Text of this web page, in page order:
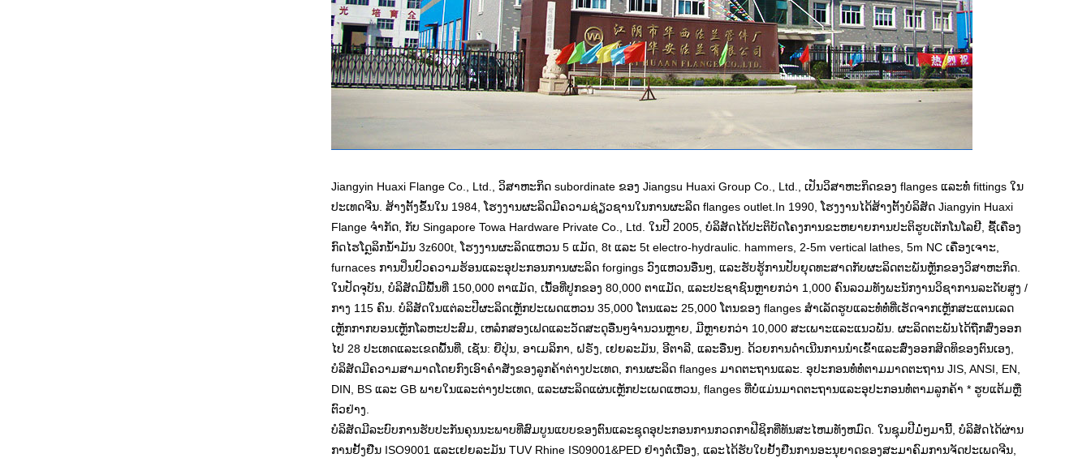
Jiangyin Huaxi Flange Co., Ltd., ວິສາຫະກິດ subordinate ຂອງ Jiangsu Huaxi Group Co., Ltd., ເປັນວິສາຫະກິດຂອງ flanges ແລະທໍ່ fittings ໃນ
ປະເທດຈີນ. ສ້າງຕັ້ງຂຶ້ນໃນ 1984, ໂຮງງານຜະລິດມີຄວາມຊ່ຽວຊານໃນການຜະລິດ flanges outlet.In 1990, ໂຮງງານໄດ້ສ້າງຕັ້ງບໍລິສັດ Jiangyin Huaxi
Flange ຈໍາກັດ, ກັບ Singapore Towa Hardware Private Co., Ltd. ໃນປີ 2005, ບໍລິສັດໄດ້ປະຕິບັດໂຄງການຂະຫຍາຍການປະຕິຮູບເຕັກໂນໂລຢີ, ຊື້ເຄື່ອງ
ກົດໄຮໂດຼລິກນ້ໍາມັນ 3z600t, ໂຮງງານຜະລິດແຫວນ 5 ແມັດ, 8t ແລະ 5t electro-hydraulic. hammers, 2-5m vertical lathes, 5m NC ເຄື່ອງເຈາະ,
furnaces ການປິ່ນປົວຄວາມຮ້ອນແລະອຸປະກອນການຜະລິດ forgings ວົງແຫວນອື່ນໆ, ແລະຮັບຮູ້ການປັບຍຸດທະສາດກັບຜະລິດຕະພັນຫຼັກຂອງວິສາຫະກິດ.
ໃນປັດຈຸບັນ, ບໍລິສັດມີພື້ນທີ່ 150,000 ຕາແມັດ, ເນື້ອທີ່ປູກຂອງ 80,000 ຕາແມັດ, ແລະປະຊາຊົນຫຼາຍກວ່າ 1,000 ຄົນລວມທັງພະນັກງານວິຊາການລະດັບສູງ /
ກາງ 115 ຄົນ. ບໍລິສັດໃນແຕ່ລະປີຜະລິດເຫຼັກປະເພດແຫວນ 35,000 ໂຕນແລະ 25,000 ໂຕນຂອງ flanges ສໍາເລັດຮູບແລະທໍ່ທໍ່ທີ່ເຮັດຈາກເຫຼັກສະແຕນເລດ
ເຫຼັກກາກບອນເຫຼັກໂລຫະປະສົມ, ເຫລໍກສອງເຟດແລະວັດສະດຸອື່ນໆຈໍານວນຫຼາຍ, ມີຫຼາຍກວ່າ 10,000 ສະເພາະແລະແນວພັນ. ຜະລິດຕະພັນໄດ້ຖືກສົ່ງອອກ
ໄປ 28 ປະເທດແລະເຂດພື້ນທີ່, ເຊັ່ນ: ຍີ່ປຸ່ນ, ອາເມລິກາ, ຝຣັ່ງ, ເຢຍລະມັນ, ອີຕາລີ, ແລະອື່ນໆ. ດ້ວຍການດໍາເນີນການນໍາເຂົ້າແລະສົ່ງອອກສິດທິຂອງຕົນເອງ,
ບໍລິສັດມີຄວາມສາມາດໂດຍກົງເອົາຄໍາສັ່ງຂອງລູກຄ້າຕ່າງປະເທດ, ການຜະລິດ flanges ມາດຕະຖານແລະ. ອຸປະກອນທໍ່ທໍ່ຕາມມາດຕະຖານ JIS, ANSI, EN,
DIN, BS ແລະ GB ພາຍໃນແລະຕ່າງປະເທດ, ແລະຜະລິດແຜ່ນເຫຼັກປະເພດແຫວນ, flanges ທີ່ບໍ່ແມ່ນມາດຕະຖານແລະອຸປະກອນທໍ່ຕາມລູກຄ້າ * ຮູບແຕ້ມຫຼື
ຕົວຢ່າງ.
ບໍລິສັດມີລະບົບການຮັບປະກັນຄຸນນະພາບທີ່ສົມບູນແບບຂອງຕົນແລະຊຸດອຸປະກອນການກວດກາຟີຊິກທີ່ທັນສະໄຫມທັງຫມົດ. ໃນຊຸມປີມໍ່ໆມານີ້, ບໍລິສັດໄດ້ຜ່ານ
ການຢັ້ງຢືນ ISO9001 ແລະເຢຍລະມັນ TUV Rhine IS09001&PED ຢ່າງຕໍ່ເນື່ອງ, ແລະໄດ້ຮັບໃບຢັ້ງຢືນການອະນຸຍາດຂອງສະມາຄົມການຈັດປະເພດຈີນ,